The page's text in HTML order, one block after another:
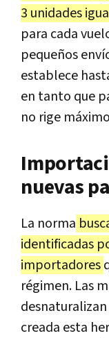
3 unidades
para cada
pequeños
establece
en tanto que
no rige
nuevas
La norma
identificadas
importadores
régimen. Las
creada esta